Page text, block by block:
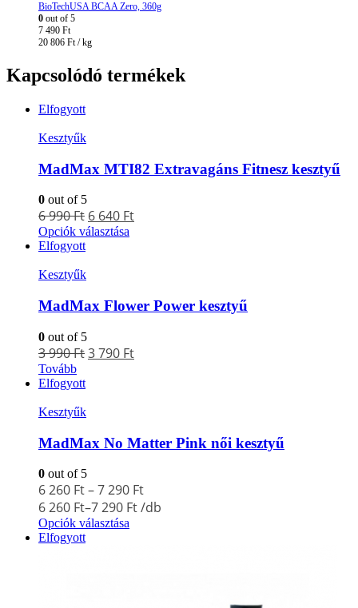
BioTechUSA BCAA Zero, 360g
0 out of 5
7 490 Ft
20 806 Ft / kg
Kapcsolódó termékek
Elfogyott
Kesztyűk
MadMax MTI82 Extravagáns Fitnesz kesztyű
0 out of 5
6 990Ft 6 640 Ft
Opciók választása
Elfogyott
Kesztyűk
MadMax Flower Power kesztyű
0 out of 5
3 990Ft3 790 Ft
Tovább
Elfogyott
Kesztyűk
MadMax No Matter Pink női kesztyű
0 out of 5
6 260 Ft–7 290 Ft
6 260 Ft–7 290 Ft/db
Opciók választása
Elfogyott